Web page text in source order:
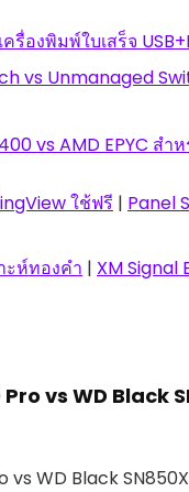
ครื่องพิมพ์ใบเสร็จ
vs Unmanaged
vs AMD EPYC สำ
ใช้ฟรี | Panel
ะห์ทองคำ | XM Signal
vs WD Black
vs WD Black